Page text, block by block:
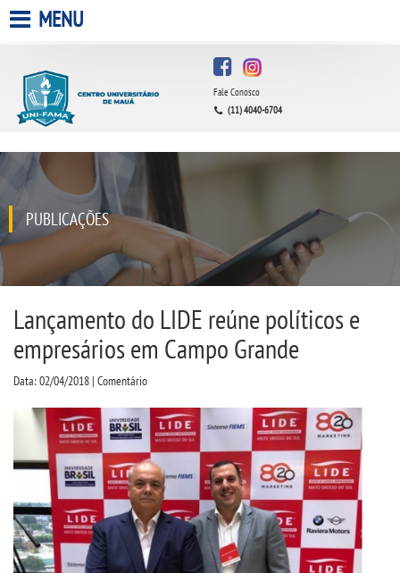
A FACULDADE
QUEM SOMOS
ESTÁGIOS
BIBLIOTECA
CPSA
PROUNI
ACOMPANHAMENTO EGRESSO
MENU
Fale Conosco
(11) 4040-6704
PUBLICAÇÕES
Lançamento do LIDE reúne políticos e
empresários em Campo Grande
Data: 02/04/2018 | Comentário